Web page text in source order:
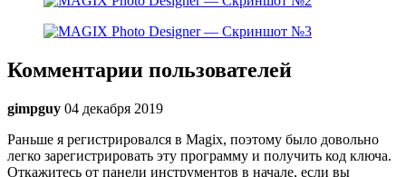
Комментарии пользователей
gimpguy 04 декабря 2019
Раньше я регистрировался в Magix, поэтому было довольно
легко зарегистрировать эту программу и получить код ключа.
Откажитесь от панели инструментов в начале, если вы